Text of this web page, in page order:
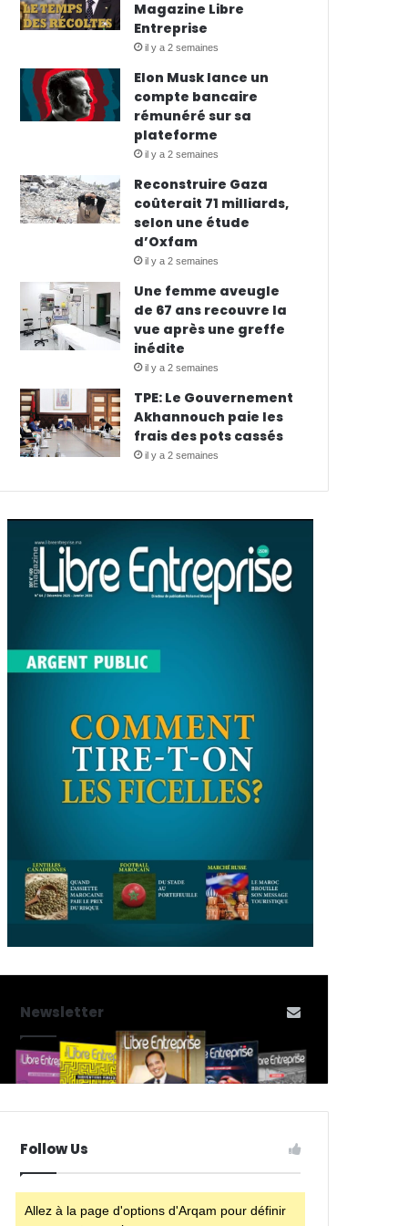
Magazine Libre
Entreprise
il y a 2 semaines
Elon Musk lance un
compte bancaire
rémunéré sur sa
plateforme
il y a 2 semaines
Reconstruire Gaza
coûterait 71 milliards,
selon une étude
d’Oxfam
il y a 2 semaines
Une femme aveugle
de 67 ans recouvre la
vue après une greffe
inédite
il y a 2 semaines
TPE: Le Gouvernement
Akhannouch paie les
frais des pots cassés
il y a 2 semaines
Newsletter
Follow Us
Allez à la page d'options d'Arqam pour définir